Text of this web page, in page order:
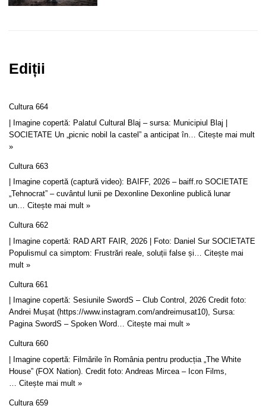
Ediții
Cultura 664
| Imagine copertă: Palatul Cultural Blaj – sursa: Municipiul Blaj |
SOCIETATE Un „picnic nobil la castel” a anticipat în… Citește mai mult
»
Cultura 663
| Imagine copertă (captură video): BAIFF, 2026 – baiff.ro SOCIETATE
„Tehnocrat” – cuvântul lunii pe Dexonline Dexonline publică lunar
un… Citește mai mult »
Cultura 662
| Imagine copertă: RAD ART FAIR, 2026 | Foto: Daniel Sur SOCIETATE
Populismul ca simptom: Frustrări reale, soluții false și… Citește mai
mult »
Cultura 661
| Imagine copertă: Sesiunile SwordS – Club Control, 2026 Credit foto:
Andrei Mușat (https://www.instagram.com/andreimusat10), Sursa:
Pagina SwordS – Spoken Word… Citește mai mult »
Cultura 660
| Imagine copertă: Filmările în România pentru producția „The White
House” (FOX Nation). Credit foto: Andreas Mircea – Icon Films,
Citește mai mult »
Cultura 659